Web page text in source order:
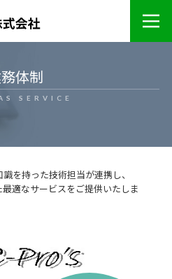
体制
SERVICE
を持った技術担当が連携し、
適なサービスをご提供いたしま